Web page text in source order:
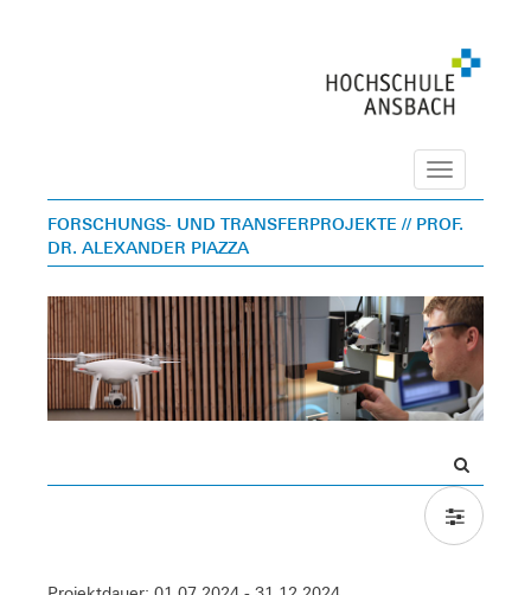
Navigation
FORSCHUNGS- UND TRANSFERPROJEKTE // PROF.
DR. ALEXANDER PIAZZA